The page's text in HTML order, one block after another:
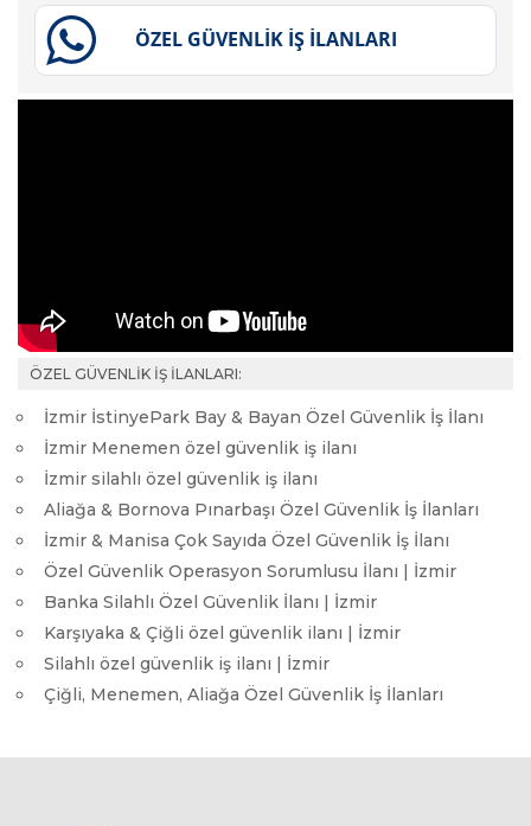
ÖZEL GÜVENLİK İŞ İLANLARI:
İzmir İstinyePark Bay & Bayan Özel Güvenlik İş İlanı
İzmir Menemen özel güvenlik iş ilanı
İzmir silahlı özel güvenlik iş ilanı
Aliağa & Bornova Pınarbaşı Özel Güvenlik İş İlanları
İzmir & Manisa Çok Sayıda Özel Güvenlik İş İlanı
Özel Güvenlik Operasyon Sorumlusu İlanı | İzmir
Banka Silahlı Özel Güvenlik İlanı | İzmir
Karşıyaka & Çiğli özel güvenlik ilanı | İzmir
Silahlı özel güvenlik iş ilanı | İzmir
Çiğli, Menemen, Aliağa Özel Güvenlik İş İlanları